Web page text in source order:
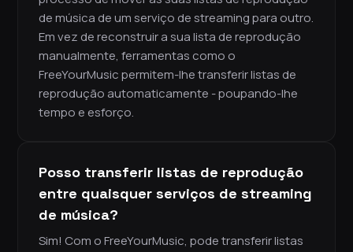
de música de um serviço de streaming para outro.
Em vez de reconstruir a sua lista de reprodução
manualmente, ferramentas como o
FreeYourMusic permitem-lhe transferir listas de
reprodução automaticamente - poupando-lhe
tempo e esforço.
Posso transferir listas de reprodução
entre quaisquer serviços de streaming
de música?
Sim! Com o FreeYourMusic, pode transferir listas